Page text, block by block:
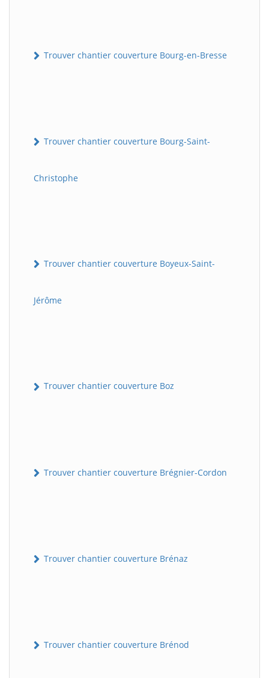
Trouver chantier couverture Bourg-en-Bresse
Trouver chantier couverture Bourg-Saint-
Christophe
Trouver chantier couverture Boyeux-Saint-
Jérôme
Trouver chantier couverture Boz
Trouver chantier couverture Brégnier-Cordon
Trouver chantier couverture Brénaz
Trouver chantier couverture Brénod